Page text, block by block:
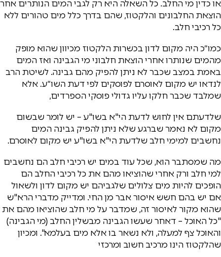
או כדין מי החלב. כל השאלה היא רק לגבי המים הנותרים אחר
הוצאת החלבונים והלקטוז, שהם בדרך כלל מים טהורים ללא
כל רכיבי חלב.
כמו״כ היה מקום לדון בכשרות הלקטוז מכיוון שהוא מופק
מהמים שנותרו אחרי הוצאת חלבוני מי הגבינה ואז המים
באמת במצב שכבר לא ניתן להפיק מהם גבינה. לשיטת הרב
לנדאו יש מקום לאוסרם לפוסקים לפי דעת השו״ע. אלא
שמלבד שכבר חלקו עליו גדולי פוסקי הספרדים,
שלדעתם אין לחוש לדעת הי"א בשו"ע – יש לומר שבשום
מקום לא נאמר שברגע שלא ניתן להפיק גבינה המים
נחשבים למימי חלב שלדעת הי"א בשו"ע יש מקום לאוסרם.
מה שמסתבר הוא, שכל עוד במים יש רכיבי חלב הם נחשבים
למי חלב ורק אחרי שהוציאו מהם את כל רכיבי החלב הם
הופכים להיות מים צלולים שלגביהם יש מקום לדון ולשאול
אם יש בהם חשש איסור אבר מן החי. ומדייק מדברי הרא"ש
שהוא מקור לאיסור זה, שמדבר על מי חלב שהוציאו מהם את
"כל האוכל – דאחר שעשו הגבינה מבשלין החלב (מי הגבינה)
והאוכל צף למעלה, ולא נשאר בו אלא מים בעלמא". ומכיון
שהלקטוז הינו מרכיב חשוב ומרכזי